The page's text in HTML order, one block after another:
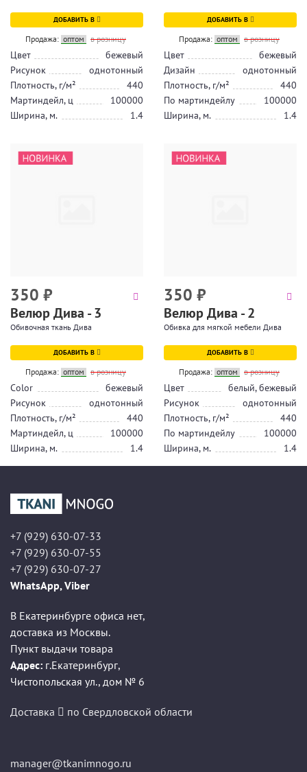
ДОБАВИТЬ В
Продажа: оптом в розницу
Цвет
бежевый
Рисунок
однотонный
Плотность, г/м²
440
Мартиндейл, ц
100000
Ширина, м.
1.4
ДОБАВИТЬ В
Продажа: оптом в розницу
Цвет
бежевый
Дизайн
однотонный
Плотность, г/м²
440
По мартиндейлу
100000
Ширина, м.
1.4
350 ₽
Велюр Дива - 3
Обивочная ткань Дива
ДОБАВИТЬ В
Продажа: оптом в розницу
Color
бежевый
Рисунок
однотонный
Плотность, г/м²
440
Мартиндейл, ц
100000
Ширина, м.
1.4
350 ₽
Велюр Дива - 2
Обивка для мягкой мебели Дива
ДОБАВИТЬ В
Продажа: оптом в розницу
Цвет
белый, бежевый
Рисунок
однотонный
Плотность, г/м²
440
По мартиндейлу
100000
Ширина, м.
1.4
+7 (929) 630-07-33
+7 (929) 630-07-55
+7 (929) 630-07-27
WhatsApp, Viber
В Екатеринбурге офиса нет,
доставка из Москвы.
Пункт выдачи товара
Адрес: г.Екатеринбург,
Чистопольская ул., дом № 6
Доставка по Свердловской области
manager@tkanimnogo.ru